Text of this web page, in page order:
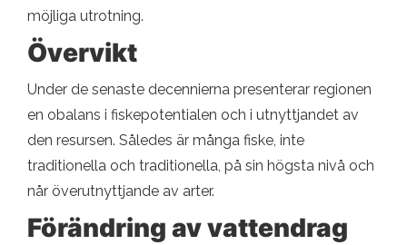
möjliga utrotning.
Övervikt
Under de senaste decennierna presenterar regionen
en obalans i fiskepotentialen och i utnyttjandet av
den resursen. Således är många fiske, inte
traditionella och traditionella, på sin högsta nivå och
når överutnyttjande av arter.
Förändring av vattendrag